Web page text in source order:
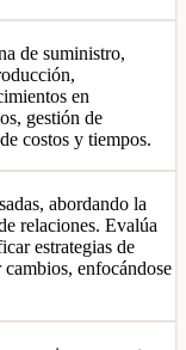
de suministro,
en
gestión de
costos y tiempos.
abordando la
relaciones. Evalúa
estrategias de
enfocándose